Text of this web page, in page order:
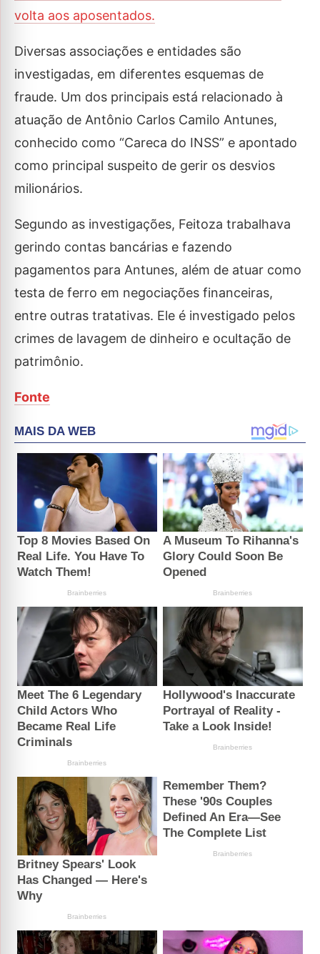
volta aos aposentados.
Diversas associações e entidades são
investigadas, em diferentes esquemas de
fraude. Um dos principais está relacionado à
atuação de Antônio Carlos Camilo Antunes,
conhecido como “Careca do INSS” e apontado
como principal suspeito de gerir os desvios
milionários.
Segundo as investigações, Feitoza trabalhava
gerindo contas bancárias e fazendo
pagamentos para Antunes, além de atuar como
testa de ferro em negociações financeiras,
entre outras tratativas. Ele é investigado pelos
crimes de lavagem de dinheiro e ocultação de
patrimônio.
Fonte